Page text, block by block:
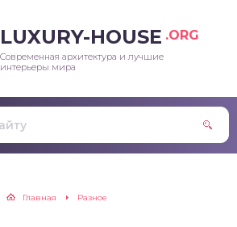
LUXURY-HOUSE .ORG
Современная архитектура и лучшие
интерьеры мира
Главная Разное